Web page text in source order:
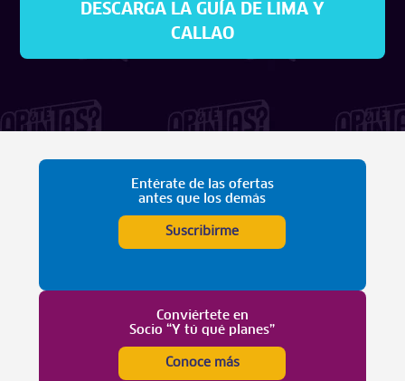
DESCARGA LA GUÍA DE LIMA Y
CALLAO
Entérate de las ofertas
antes que los demás
Suscribirme
Conviértete en
Socio “Y tú qué planes”
Conoce más